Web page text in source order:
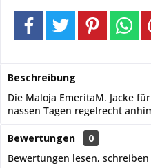
Beschreibung
Die Maloja EmeritaM. Jacke
nassen Tagen regelrecht
Bewertungen
0
Bewertungen lesen,